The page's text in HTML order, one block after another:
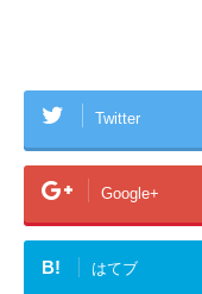
Twitter
Google+
B! はてブ